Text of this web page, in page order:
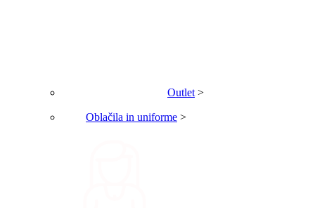
Outlet>
Oblačila in uniforme >